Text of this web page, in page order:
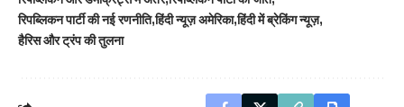
रिपब्लिकन पार्टी की नई रणनीति हिंदी न्यूज़ अमेरिका हिंदी में ब्रेकिंग न्यूज़
हैरिस और ट्रंप की तुलना